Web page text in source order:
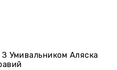
Умивальником Аляска